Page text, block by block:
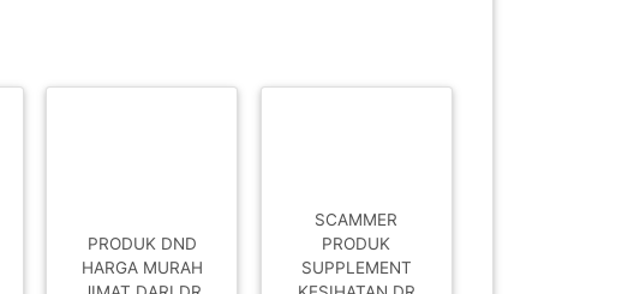
PRODUK DND
HARGA MURAH
SCAMMER
PRODUK
SUPPLEMENT